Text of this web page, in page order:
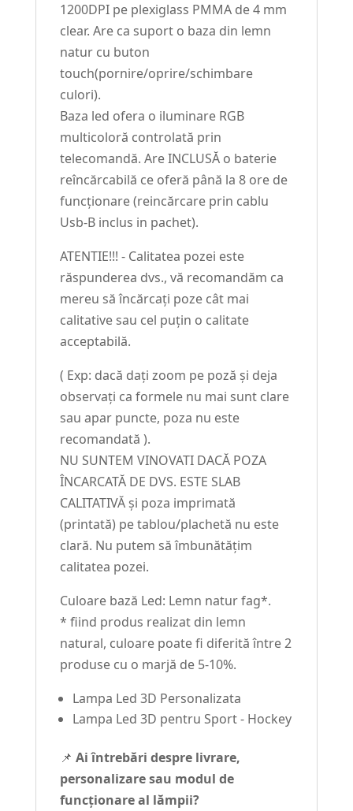
1200DPI pe plexiglass PMMA de 4 mm
clear. Are ca suport o baza din lemn
natur cu buton
touch(pornire/oprire/schimbare
culori).
Baza led ofera o iluminare RGB
multicoloră controlată prin
telecomandă. Are INCLUSĂ o baterie
reîncărcabilă ce oferă până la 8 ore de
funcționare (reincărcare prin cablu
Usb-B inclus in pachet).
ATENTIE!!! - Calitatea pozei este
răspunderea dvs., vă recomandăm ca
mereu să încărcați poze cât mai
calitative sau cel puțin o calitate
acceptabilă.
( Exp: dacă dați zoom pe poză și deja
observați ca formele nu mai sunt clare
sau apar puncte, poza nu este
recomandată ).
NU SUNTEM VINOVATI DACĂ POZA
ÎNCARCATĂ DE DVS. ESTE SLAB
CALITATIVĂ și poza imprimată
(printată) pe tablou/plachetă nu este
clară. Nu putem să îmbunătățim
calitatea pozei.
Culoare bază Led: Lemn natur fag*.
* fiind produs realizat din lemn
natural, culoare poate fi diferită între 2
produse cu o marjă de 5-10%.
Lampa Led 3D Personalizata
Lampa Led 3D pentru Sport - Hockey
📌 Ai întrebări despre livrare,
personalizare sau modul de
funcționare al lămpii?